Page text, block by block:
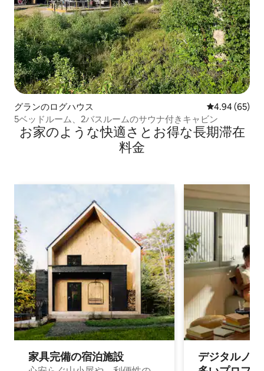
グランのログハウス レビュー65
4.94 (65)
5ベッドルーム、2バスルームのサウナ付きキャビン
お家のような快⁠適⁠さ⁠とお⁠得⁠な長⁠期⁠滞⁠在
料⁠金
家具完備の宿⁠泊⁠施⁠設
デジタルノ